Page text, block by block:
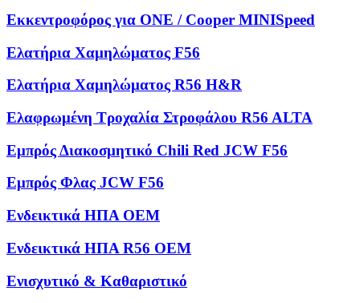
Εκκεντροφόρος για ONE / Cooper MINISpeed
Ελατήρια Χαμηλώματος F56
Ελατήρια Χαμηλώματος R56 H&R
Ελαφρωμένη Τροχαλία Στροφάλου R56 ALTA
Εμπρός Διακοσμητικό Chili Red JCW F56
Εμπρός Φλας JCW F56
Ενδεικτικά ΗΠΑ OEM
Ενδεικτικά ΗΠΑ R56 OEM
Ενισχυτικό & Καθαριστικό